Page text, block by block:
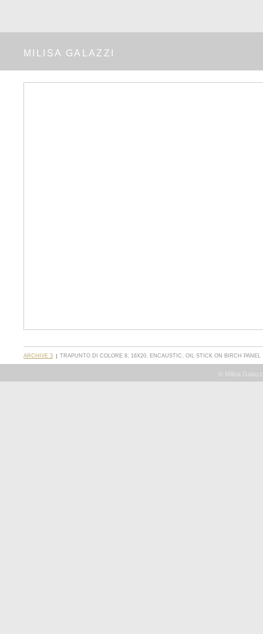
MILISA GALAZZI
ARCHIVE 3 TRAPUNTO DI COLORE 8, 16X20, ENCAUSTIC, OIL STICK ON BIRCH PANEL
© Milisa